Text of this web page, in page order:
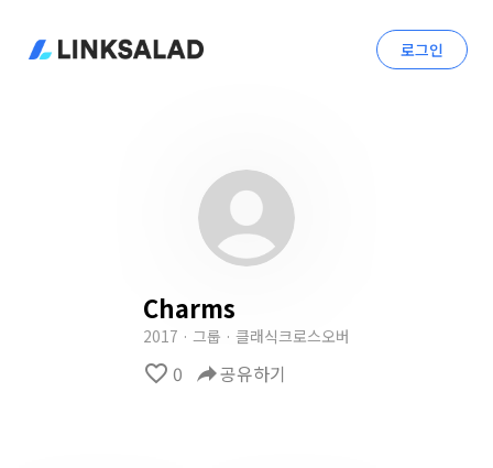
로그인
Charms
2017 · 그룹 · 클래식크로스오버
favorite_border 0 reply공유하기